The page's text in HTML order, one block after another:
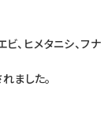
ビ、ヒメタニシ、フナ
ました。